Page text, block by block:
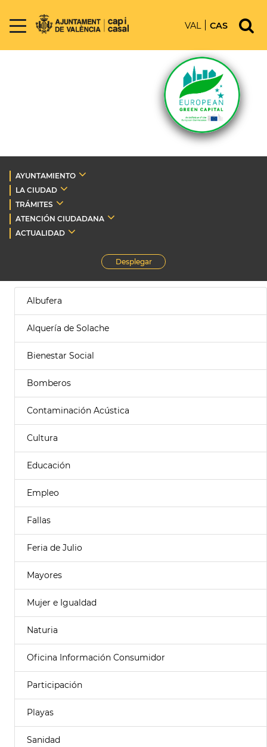
VAL CAS
AYUNTAMIENTO
LA CIUDAD
TRÁMITES
ATENCIÓN CIUDADANA
ACTUALIDAD
Desplegar
Albufera
Alquería de Solache
Bienestar Social
Bomberos
Contaminación Acústica
Cultura
Educación
Empleo
Fallas
Feria de Julio
Mayores
Mujer e Igualdad
Naturia
Oficina Información Consumidor
Participación
Playas
Sanidad